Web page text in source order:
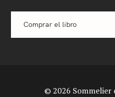
Comprar el libro
© 2026 Sommelier